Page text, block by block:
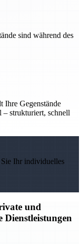
sind während des
Ihre Gegenstände
– strukturiert, schnell
Ihr individuelles
und
Dienstleistungen